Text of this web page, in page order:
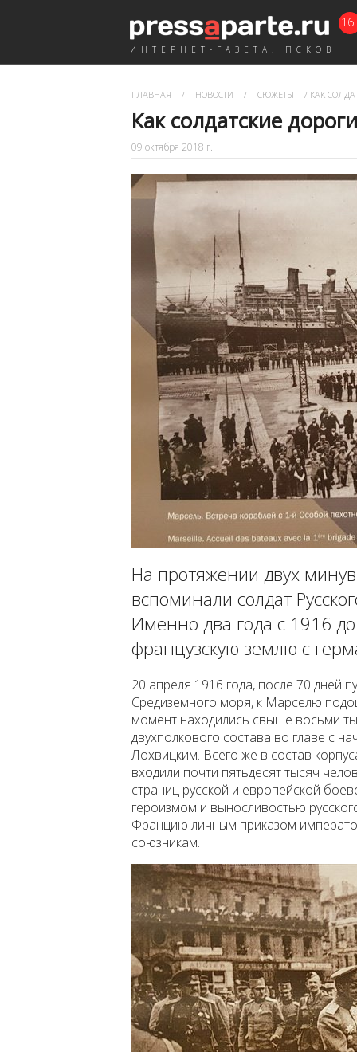
ИНТЕРНЕТ-ГАЗЕТА. ПСКОВ
ГЛАВНАЯ / НОВОСТИ / СЮЖЕТЫ / КАК
Как солдатские
09 октября 2018 г.
На протяжении двух
вспоминали солдат
Именно два года с 1916
французскую землю с
20 апреля 1916 года, после 70 дней
Средиземного моря, к Марселю
момент находились свыше восьми
двухполкового состава во главе с
Лохвицким. Всего же в состав
входили почти пятьдесят тысяч
страниц русской и европейской
героизмом и выносливостью
Францию личным приказом
союзникам.